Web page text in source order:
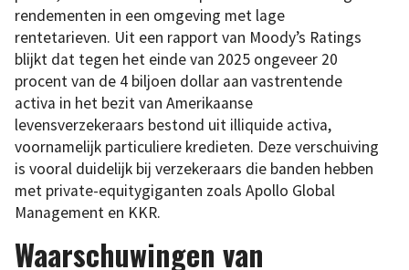
rendementen in een omgeving met lage
rentetarieven. Uit een rapport van Moody’s Ratings
blijkt dat tegen het einde van 2025 ongeveer 20
procent van de 4 biljoen dollar aan vastrentende
activa in het bezit van Amerikaanse
levensverzekeraars bestond uit illiquide activa,
voornamelijk particuliere kredieten. Deze verschuiving
is vooral duidelijk bij verzekeraars die banden hebben
met private-equitygiganten zoals Apollo Global
Management en KKR.
Waarschuwingen van